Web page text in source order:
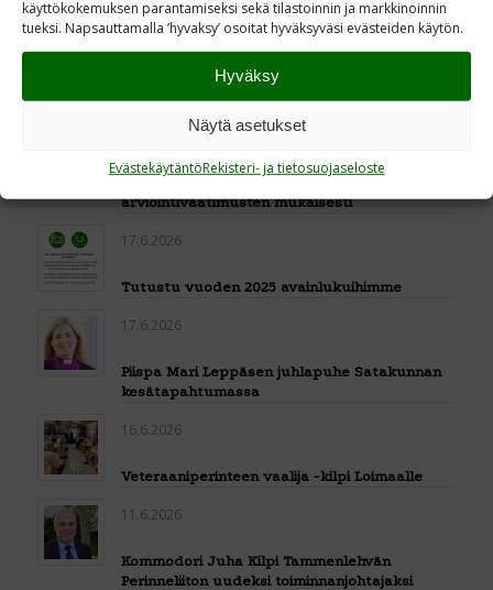
käyttökokemuksen parantamiseksi sekä tilastoinnin ja markkinoinnin
tueksi. Napsauttamalla ’hyvaksy’ osoitat hyväksyväsi evästeiden käytön.
Hyväksy
Näytä asetukset
EvästekäytäntöRekisteri- ja tietosuojaseloste
23.6.2026
Uuden Kenttäpostia-lehden teemana Marskin
ritarit
arviointivaatimusten mukaisesti
17.6.2026
Tutustu vuoden 2025 avainlukuihimme
17.6.2026
Piispa Mari Leppäsen juhlapuhe Satakunnan
kesätapahtumassa
16.6.2026
Veteraaniperinteen vaalija -kilpi Loimaalle
11.6.2026
Kommodori Juha Kilpi Tammenlehvän
Perinneliiton uudeksi toiminnanjohtajaksi